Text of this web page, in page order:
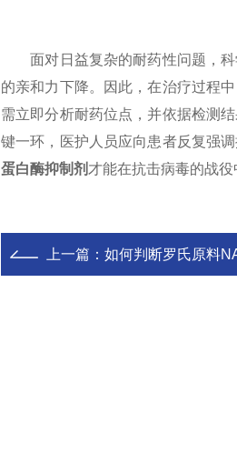
面对日益复杂的耐药性问题，科
的亲和力下降。因此，在治疗过程
需立即分析耐药位点，并依据检测
键一环，医护人员应向患者反复强
蛋白酶抑制剂 才能在抗击病毒的战役
上一篇： 如何判断罗氏原料NADPH失效？